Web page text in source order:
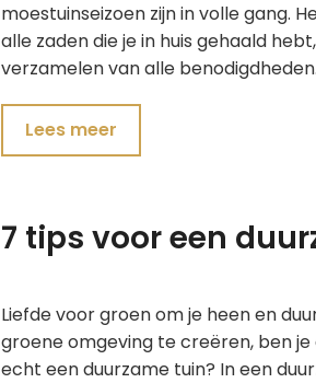
moestuinseizoen zijn in volle gang.
alle zaden die je in huis gehaald
verzamelen van alle
Lees meer
7 tips voor een
Liefde voor groen om je heen en
groene omgeving te creëren, ben
echt een duurzame tuin? In een